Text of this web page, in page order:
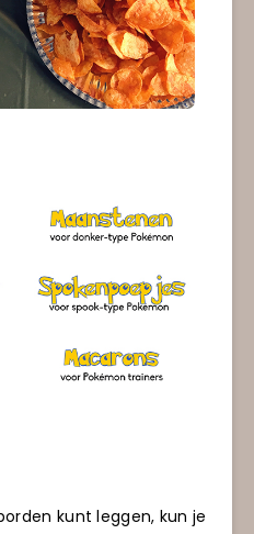
kunt leggen, kun je